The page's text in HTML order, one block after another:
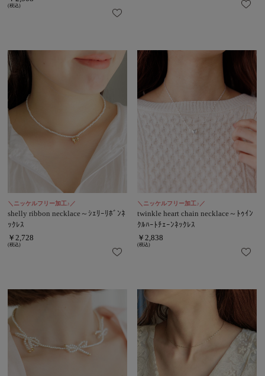
(税込)
＼ニッケルフリー加工♪／
shelly ribbon necklace～ｼｪﾘｰﾘﾎﾞﾝﾈ
ｯｸﾚｽ
￥2,728
(税込)
＼ニッケルフリー加工♪／
twinkle heart chain necklace～ﾄｩｲﾝ
ｸﾙﾊｰﾄﾁｪｰﾝﾈｯｸﾚｽ
￥2,838
(税込)